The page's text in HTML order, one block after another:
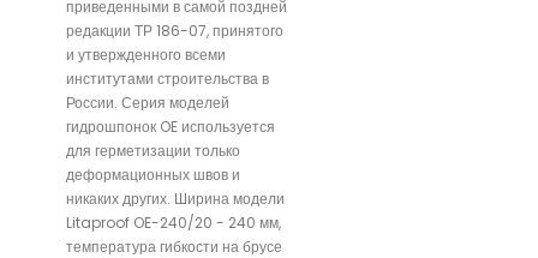
приведенными в самой поздней
редакции ТР 186-07, принятого
и утвержденного всеми
институтами строительства в
России. Серия моделей
гидрошпонок OE используется
для герметизации только
деформационных швов и
никаких других. Ширина модели
Litaproof OE-240/20 - 240 мм,
температура гибкости на брусе